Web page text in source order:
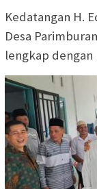
Kedatangan H.
Desa
lengkap